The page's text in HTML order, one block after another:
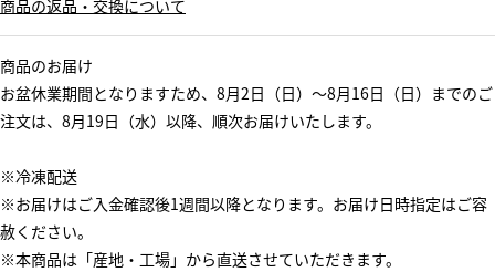
商品の返品・交換について
商品のお届け
お盆休業期間となりますため、8月2日（日）～8月16日（日）までのご
注文は、8月19日（水）以降、順次お届けいたします。
※冷凍配送
※お届けはご入金確認後1週間以降となります。お届け日時指定はご容
赦ください。
※本商品は「産地・工場」から直送させていただきます。